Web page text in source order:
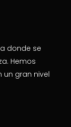
donde se
Hemos
gran nivel